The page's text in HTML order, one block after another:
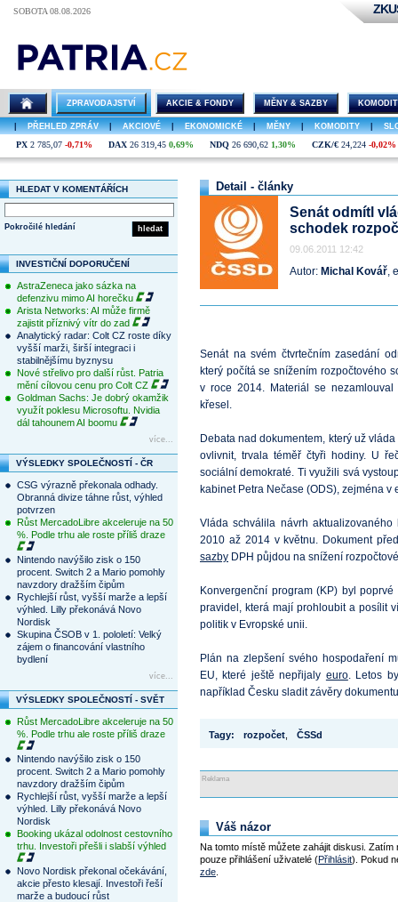
SOBOTA 08.08.2026
ZPRAVODAJSTVÍ AKCIE & FONDY MĚNY & SAZBY
| PŘEHLED ZPRÁV | AKCIOVÉ | EKONOMICKÉ | MĚNY | KOMODITY |
PX 2 785,07 -0,71% DAX 26 319,45 0,69% NDQ 26 690,62 1,30% CZK/€ 24,224 -0,02%
HLEDAT V KOMENTÁŘÍCH
hledat
Pokročilé hledání
INVESTIČNÍ DOPORUČENÍ
AstraZeneca jako sázka na
defenzivu mimo AI horečku
Arista Networks: AI může firmě
zajistit příznivý vítr do zad
Analytický radar: Colt CZ roste díky
vyšší marži, širší integraci i
stabilnějšímu byznysu
Nové střelivo pro další růst. Patria
mění cílovou cenu pro Colt CZ
Goldman Sachs: Je dobrý okamžik
využít poklesu Microsoftu. Nvidia
dál tahounem AI boomu
více...
VÝSLEDKY SPOLEČNOSTÍ - ČR
CSG výrazně překonala odhady.
Obranná divize táhne růst, výhled
potvrzen
Růst MercadoLibre akceleruje na 50
%. Podle trhu ale roste příliš draze
Nintendo navýšilo zisk o 150
procent. Switch 2 a Mario pomohly
navzdory dražším čipům
Rychlejší růst, vyšší marže a lepší
výhled. Lilly překonává Novo
Nordisk
Skupina ČSOB v 1. pololetí: Velký
zájem o financování vlastního
bydlení
více...
VÝSLEDKY SPOLEČNOSTÍ - SVĚT
Růst MercadoLibre akceleruje na 50
%. Podle trhu ale roste příliš draze
Nintendo navýšilo zisk o 150
procent. Switch 2 a Mario pomohly
navzdory dražším čipům
Rychlejší růst, vyšší marže a lepší
výhled. Lilly překonává Novo
Nordisk
Booking ukázal odolnost cestovního
trhu. Investoři přešli i slabší výhled
Novo Nordisk překonal očekávání,
akcie přesto klesají. Investoři řeší
marže a budoucí růst
Detail - články
Senát odmítl
schodek
09.06.2011 12:42
Autor: Michal Kovář,
Senát na svém čtvrtečním zasedání
který počítá se snížením rozpočtového
v roce 2014. Materiál se
křesel.
Debata nad dokumentem, který už
ovlivnit, trvala téměř čtyři hodiny. U
sociální demokraté. Ti využili svá
kabinet Petra Nečase (ODS), zejména v
Vláda schválila návrh
2010 až 2014 v květnu. Dokument
sazby DPH půjdou na snížení
Konvergenční program (KP) byl
pravidel, která mají prohloubit a posílit
politik v Evropské unii.
Plán na zlepšení svého hospodaření
EU, které ještě nepřijaly euro. Letos
například Česku sladit závěry
Tagy: rozpočet ČSSd
Reklama
Váš názor
Na tomto místě můžete zahájit diskusi.
pouze přihlášení uživatelé (Přihlásit). Pokud
zde